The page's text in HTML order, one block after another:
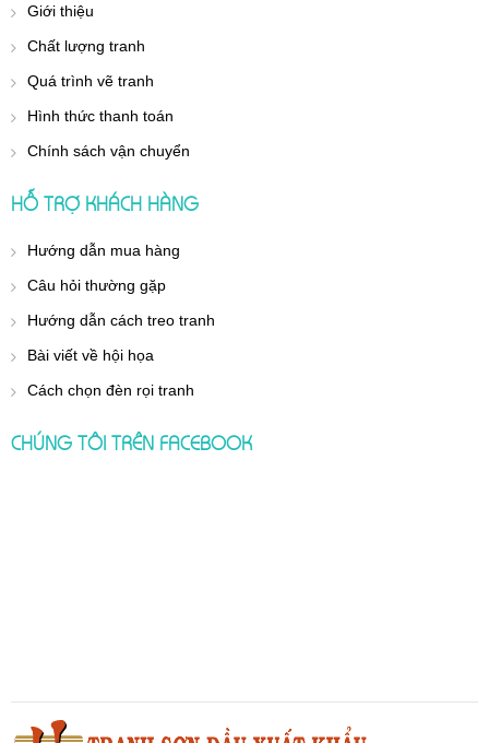
Giới thiệu
Chất lượng tranh
Quá trình vẽ tranh
Hình thức thanh toán
Chính sách vận chuyển
HỖ TRỢ KHÁCH HÀNG
Hướng dẫn mua hàng
Câu hỏi thường gặp
Hướng dẫn cách treo tranh
Bài viết về hội họa
Cách chọn đèn rọi tranh
CHÚNG TÔI TRÊN FACEBOOK